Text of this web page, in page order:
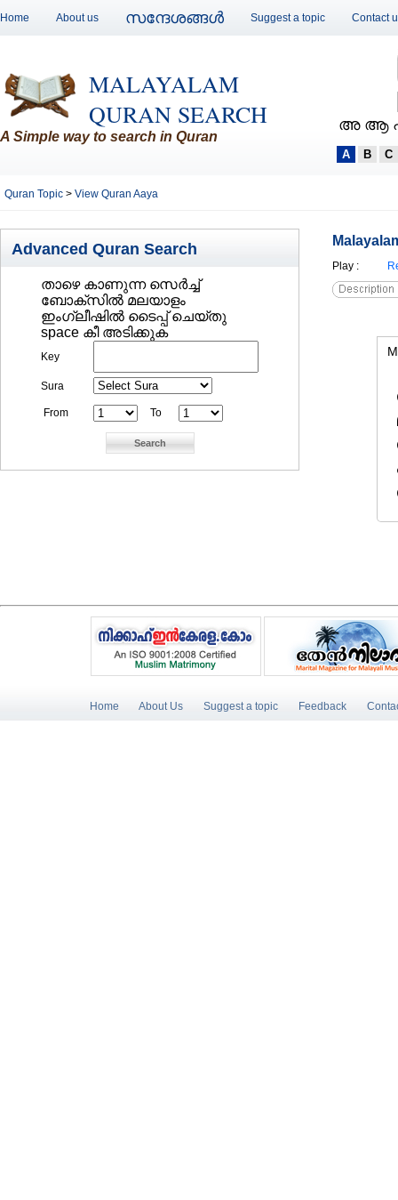
Home About us സന്ദേശങ്ങള്‍ Suggest a topic Contact
MALAYALAM
QURAN SEARCH
A Simple way to search in Quran
അ ആ
A B C
Quran Topic > View Quran Aaya
Advanced Quran Search
താഴെ കാണുന്ന സെര്‍ച്ച്‌
ബോക്സില്‍ മലയാളം
ഇംഗ്ലീഷില്‍ ടൈപ്പ് ചെയ്തു
space കീ അടിക്കുക
Key
Sura
From To
Play :
Home About Us Suggest a topic Feedback